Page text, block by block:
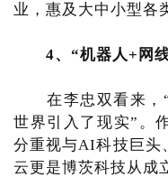
业，惠及大中小型各
4、“机器人+网
在李忠双看来，“
世界引入了现实”。
分重视与AI科技巨头
云更是博茨科技从成